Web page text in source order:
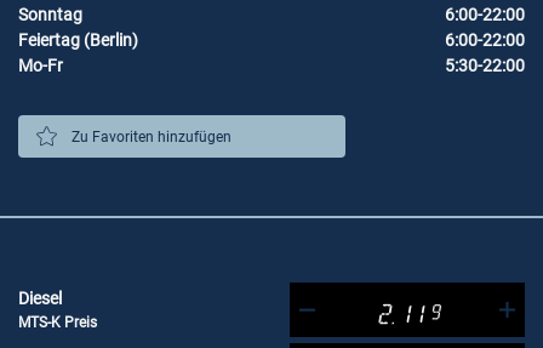
Sonntag
6:00-22:00
Feiertag (Berlin)
6:00-22:00
Mo-Fr
5:30-22:00
Zu Favoriten hinzufügen
Diesel
MTS-K Preis 2.11 9